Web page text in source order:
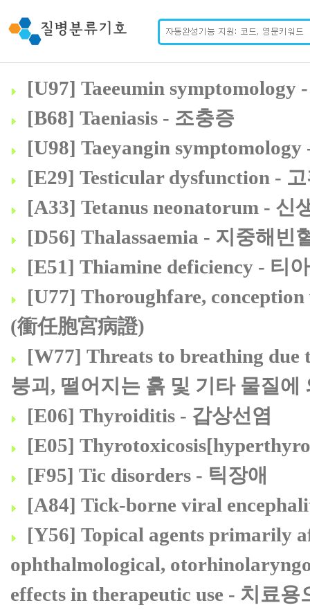
[U97] Taeeumin symptomology
[B68] Taeniasis - 조충증
[U98] Taeyangin
[E29] Testicular dysfunction -
[A33] Tetanus neonatorum - 신
[D56] Thalassaemia - 지중해빈
[E51] Thiamine deficiency - 티
[U77] Thoroughfare,
(衝任胞宮病證)
[W77] Threats to breathing due
붕괴, 떨어지는 흙 및 기타 물질에
[E06] Thyroiditis - 갑상선염
[E05]
[F95] Tic disorders - 틱장애
[A84] Tick-borne viral
[Y56] Topical agents primarily
ophthalmological,
effects in therapeutic use - 치료